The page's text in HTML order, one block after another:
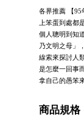
各界推薦 【95
上笨蛋到處都
個人聰明到知
乃文明之母」
線索來探討人
是怎麼一回事
拿自己的愚笨
商品規格